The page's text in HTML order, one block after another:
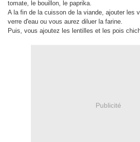
tomate, le bouillon, le paprika.
A la fin de la cuisson de la viande, ajouter les
verre d'eau ou vous aurez diluer la farine.
Puis, vous ajoutez les lentilles et les pois
Publicité